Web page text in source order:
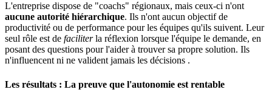
L'entreprise dispose de "coachs" régionaux, mais ceux-ci n'ont
aucune autorité hiérarchique. Ils n'ont aucun objectif de
productivité ou de performance pour les équipes qu'ils suivent. Leur
seul rôle est de faciliterla réflexion lorsque l'équipe le demande, en
posant des questions pour l'aider à trouver sa propre solution. Ils
n'influencent ni ne valident jamais les décisions .
Les résultats : La preuve que l'autonomie est rentable